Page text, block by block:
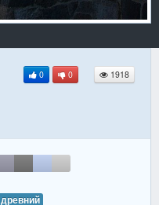
0 0 1918
древний